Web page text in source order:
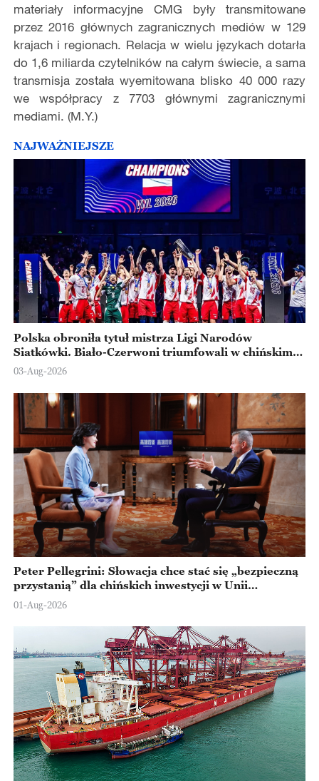
materiały informacyjne CMG były transmitowane
przez 2016 głównych zagranicznych mediów w 129
krajach i regionach. Relacja w wielu językach dotarła
do 1,6 miliarda czytelników na całym świecie, a sama
transmisja została wyemitowana blisko 40 000 razy
we współpracy z 7703 głównymi zagranicznymi
mediami. (M.Y.)
NAJWAŻNIEJSZE
Polska obroniła tytuł mistrza Ligi Narodów
Siatkówki. Biało-Czerwoni triumfowali w chińskim
Ningbo
03-Aug-2026
Peter Pellegrini: Słowacja chce stać się „bezpieczną
przystanią” dla chińskich inwestycji w Unii
Europejskiej
01-Aug-2026